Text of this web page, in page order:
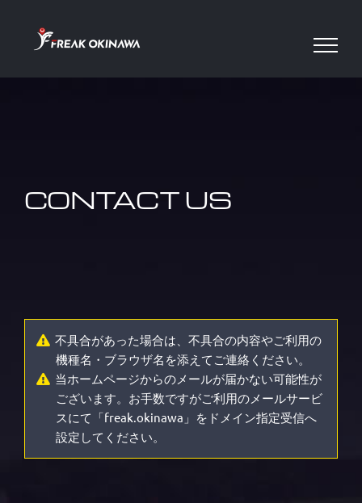
CONTACT US
不具合があった場合は、不具合の内容やご利用の
機種名・ブラウザ名を添えてご連絡ください。
当ホームページからのメールが届かない可能性が
ございます。お手数ですがご利用のメールサービ
スにて「freak.okinawa」をドメイン指定受信へ
設定してください。